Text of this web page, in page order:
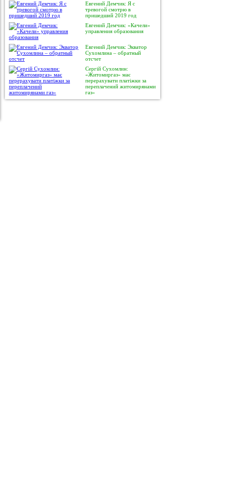
Евгений Демчик: Я с
тревогой смотрю в
пришедший 2019 год
Евгений Демчик: «Качели»
управления образования
Евгений Демчик: Экватор
Сухомлина – обратный
отсчет
Сергій Сухомлин:
«Житомиргаз» має
перерахувати платіжки за
переплачений житомирянами
газ»